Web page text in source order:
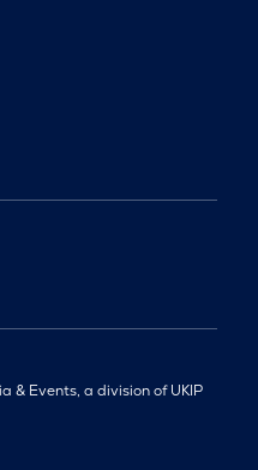
& Events, a division of UKIP